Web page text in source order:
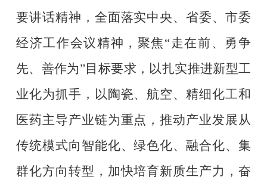
要讲话精神，全面落实中央、省委、市委
经济工作会议精神，聚焦“走在前、勇争
先、善作为”目标要求，以扎实推进新型工
业化为抓手，以陶瓷、航空、精细化工和
医药主导产业链为重点，推动产业发展从
传统模式向智能化、绿色化、融合化、集
群化方向转型，加快培育新质生产力，奋